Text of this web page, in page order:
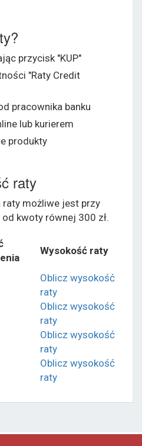
przycisk "KUP"
"Raty Credit
pracownika banku
lub kurierem
produkty
raty
raty możliwe jest przy
kwoty równej 300 zł.
Wysokość raty
Oblicz wysokość
raty
Oblicz wysokość
raty
Oblicz wysokość
raty
Oblicz wysokość
raty